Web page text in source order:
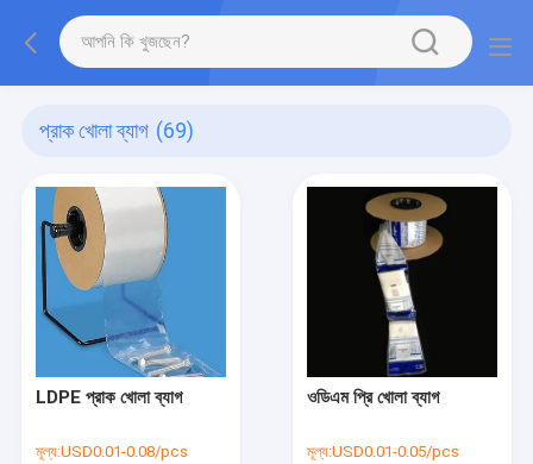
প্রাক খোলা ব্যাগ (69)
LDPE প্রাক খোলা ব্যাগ
মূল্য:USD0.01-0.08/pcs
ওডিএম প্রি খোলা ব্যাগ
মূল্য:USD0.01-0.05/pcs